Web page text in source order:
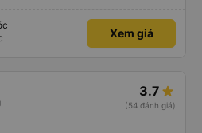
bảo bạn ấy liên hệ sđt của mình, mình hỗ
NT ngày 16/1. À các bạn nữ lễ tân xinh
đôi xong còn note là (một mình) yêu
Xem giá
3.7
(54 đánh giá)